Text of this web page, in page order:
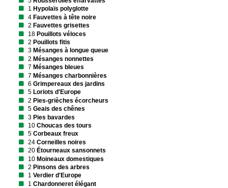
1 Hypolaïs polyglotte
4 Fauvettes à tête noire
2 Fauvettes grisettes
18 Pouillots véloces
2 Pouillots fitis
3 Mésanges à longue queue
2 Mésanges nonnettes
7 Mésanges bleues
7 Mésanges charbonnières
6 Grimpereaux des jardins
5 Loriots d'Europe
2 Pies-grièches écorcheurs
5 Geais des chênes
3 Pies bavardes
10 Choucas des tours
5 Corbeaux freux
24 Corneilles noires
20 Étourneaux sansonnets
10 Moineaux domestiques
2 Pinsons des arbres
1 Verdier d'Europe
1 Chardonneret élégant